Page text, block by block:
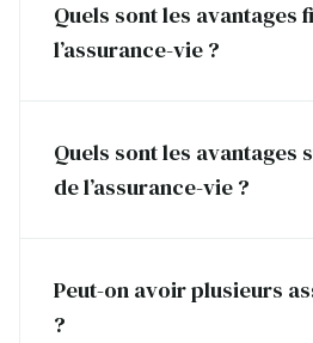
Quels sont les avantages
l’assurance-vie ?
Quels sont les avantages
de l’assurance-vie ?
Peut-on avoir plusieurs
?